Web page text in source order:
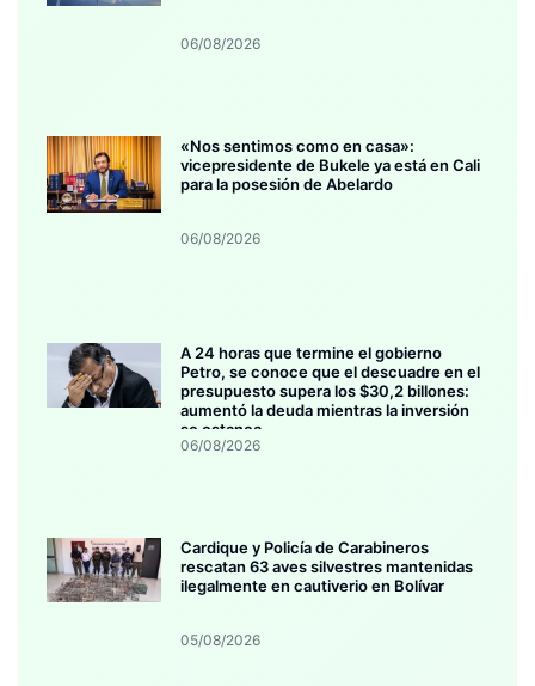
06/08/2026
«Nos sentimos como en casa»:
vicepresidente de Bukele ya está en Cali
para la posesión de Abelardo
06/08/2026
A 24 horas que termine el gobierno
Petro, se conoce que el descuadre en el
presupuesto supera los $30,2 billones:
aumentó la deuda mientras la inversión
se estanca
06/08/2026
Cardique y Policía de Carabineros
rescatan 63 aves silvestres mantenidas
ilegalmente en cautiverio en Bolívar
05/08/2026